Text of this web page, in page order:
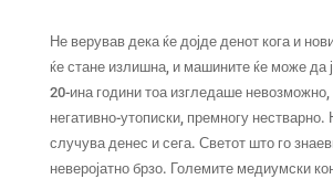
Не верував дека ќе дојде денот кога и
ќе стане излишна, и машините ќе може да
20-ина години тоа изгледаше невозможно,
негативно-утописки, премногу
случува денес и сега. Светот што го
неверојатно брзо. Големите медиумски